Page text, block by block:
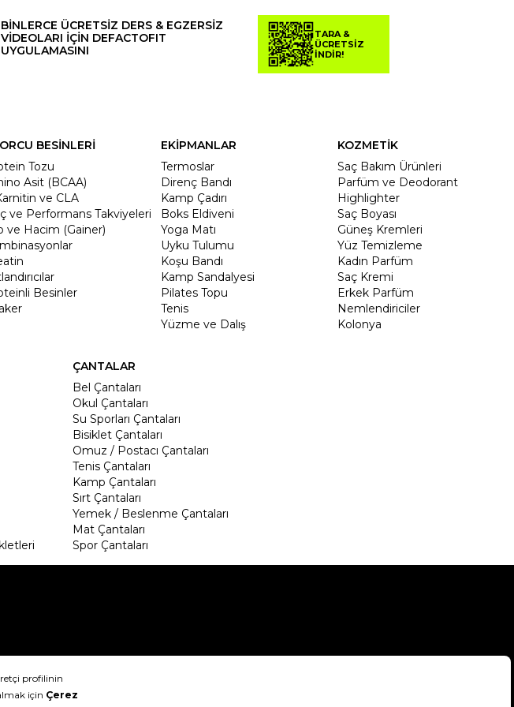
BİNLERCE ÜCRETSİZ DERS & EGZERSİZ
VİDEOLARI İÇİN DEFACTOFIT
UYGULAMASINI
TARA &
ÜCRETSİZ
İNDİR!
BESİNLERİ
Tozu
Asit (BCAA)
ve CLA
ve Performans Takviyeleri
ve Hacim (Gainer)
Besinler
EKİPMANLAR
Termoslar
Direnç Bandı
Kamp Çadırı
Boks Eldiveni
Yoga Matı
Uyku Tulumu
Koşu Bandı
Kamp Sandalyesi
Pilates Topu
Tenis
Yüzme ve Dalış
KOZMETİK
Saç Bakım Ürünleri
Parfüm ve Deodorant
Highlighter
Saç Boyası
Güneş Kremleri
Yüz Temizleme
Kadın Parfüm
Saç Kremi
Erkek Parfüm
Nemlendiriciler
Kolonya
ÇANTALAR
Bel Çantaları
Okul Çantaları
Su Sporları Çantaları
Bisiklet Çantaları
Omuz / Postacı Çantaları
Tenis Çantaları
Kamp Çantaları
Sırt Çantaları
Yemek / Beslenme Çantaları
Mat Çantaları
Spor Çantaları